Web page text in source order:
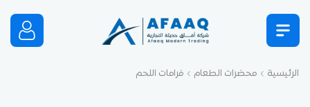
الرئيسية محضرات الطعام فرامات اللحم